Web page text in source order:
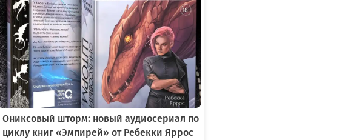
Ониксовый шторм: новый аудиосериал по
циклу книг «Эмпирей» от Ребекки Яррос